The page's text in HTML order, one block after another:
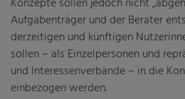
Konzepte sollen jedoch nicht
Aufgabenträger und der Berater
derzeitigen und künftigen
sollen – als Einzelpersonen und
und Interessenverbände – in die
einbezogen werden.